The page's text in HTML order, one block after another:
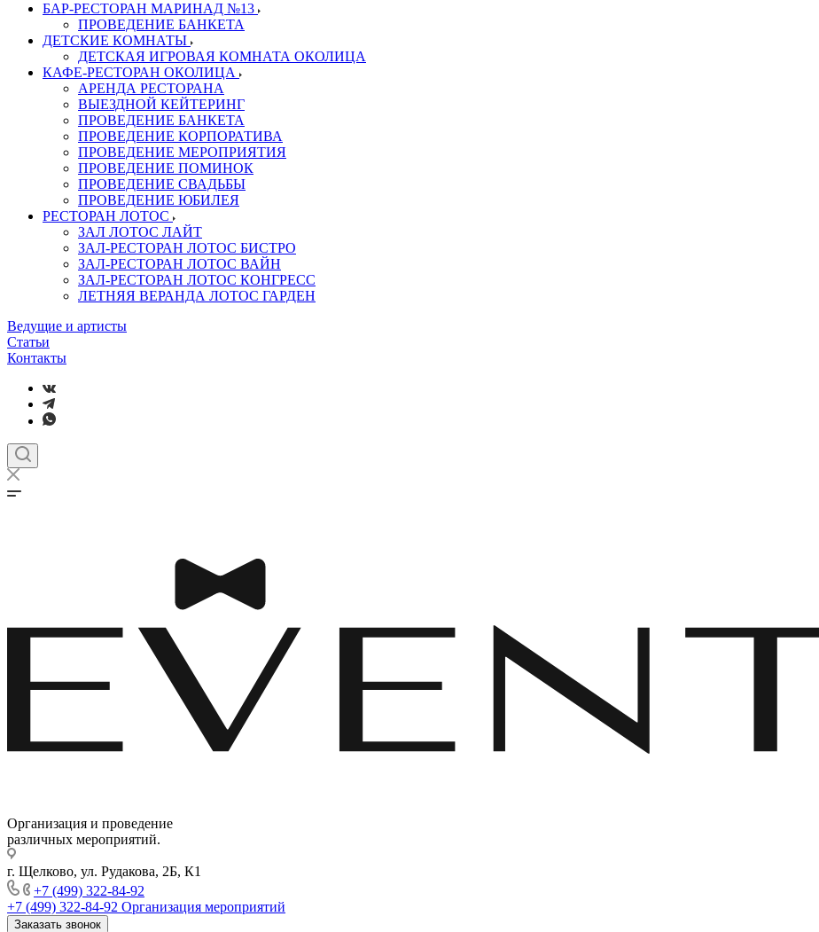
БАР-РЕСТОРАН МАРИНАД №13
ПРОВЕДЕНИЕ БАНКЕТА
ДЕТСКИЕ КОМНАТЫ
ДЕТСКАЯ ИГРОВАЯ КОМНАТА ОКОЛИЦА
КАФЕ-РЕСТОРАН ОКОЛИЦА
АРЕНДА РЕСТОРАНА
ВЫЕЗДНОЙ КЕЙТЕРИНГ
ПРОВЕДЕНИЕ БАНКЕТА
ПРОВЕДЕНИЕ КОРПОРАТИВА
ПРОВЕДЕНИЕ МЕРОПРИЯТИЯ
ПРОВЕДЕНИЕ ПОМИНОК
ПРОВЕДЕНИЕ СВАДЬБЫ
ПРОВЕДЕНИЕ ЮБИЛЕЯ
РЕСТОРАН ЛОТОС
ЗАЛ ЛОТОС ЛАЙТ
ЗАЛ-РЕСТОРАН ЛОТОС БИСТРО
ЗАЛ-РЕСТОРАН ЛОТОС ВАЙН
ЗАЛ-РЕСТОРАН ЛОТОС КОНГРЕСС
ЛЕТНЯЯ ВЕРАНДА ЛОТОС ГАРДЕН
Ведущие и артисты
Статьи
Контакты
Организация и проведение
различных мероприятий.
г. Щелково, ул. Рудакова, 2Б, К1
+7 (499) 322-84-92
+7 (499) 322-84-92 Организация мероприятий
Заказать звонок